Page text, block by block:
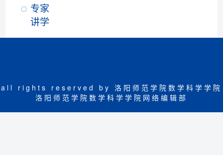
专家
讲学
all rights reserved by 洛阳师范学院数学科学学院
洛阳师范学院数学科学学院网络编辑部